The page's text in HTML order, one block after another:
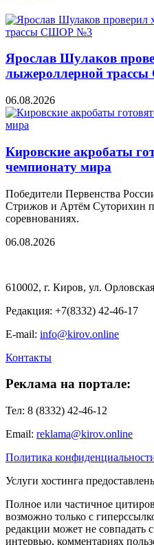
Ярослав Шулаков
лыжероллерной
06.08.2026
Кировские акробаты
чемпионату мира
Победители Первенства
Стрижов и Артём Суторихин
соревнованиях.
06.08.2026
610002, г. Киров, ул.
Редакция: +7(8332) 42-46-17
E-mail: info@kirov.online
Контакты
Реклама на портале:
Тел: 8 (8332) 42-46-12
Email: reklama@kirov.online
Политика
Услуги хостинга
Полное или частичное
возможно только с
редакции может не
интервью, комментариях